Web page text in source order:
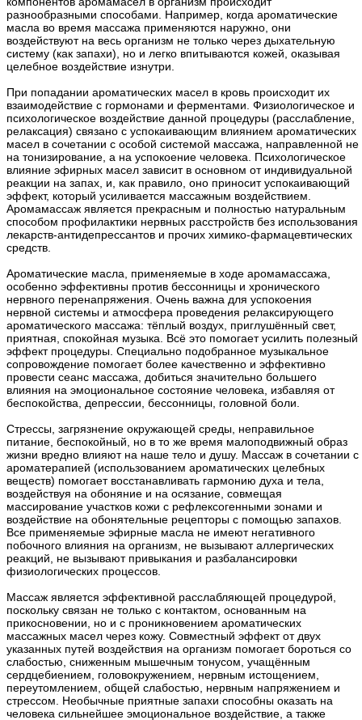
разнообразными способами. Например, когда ароматические
масла во время массажа применяются наружно, они
воздействуют на весь организм не только через дыхательную
систему (как запахи), но и легко впитываются кожей, оказывая
целебное воздействие изнутри.
При попадании ароматических масел в кровь происходит их
взаимодействие с гормонами и ферментами. Физиологическое и
психологическое воздействие данной процедуры (расслабление,
релаксация) связано с успокаивающим влиянием ароматических
масел в сочетании с особой системой массажа, направленной не
на тонизирование, а на успокоение человека. Психологическое
влияние эфирных масел зависит в основном от индивидуальной
реакции на запах, и, как правило, оно приносит успокаивающий
эффект, который усиливается массажным воздействием.
Аромамассаж является прекрасным и полностью натуральным
способом профилактики нервных расстройств без использования
лекарств-антидепрессантов и прочих химико-фармацевтических
средств.
Ароматические масла, применяемые в ходе аромамассажа,
особенно эффективны против бессонницы и хронического
нервного перенапряжения. Очень важна для успокоения
нервной системы и атмосфера проведения релаксирующего
ароматического массажа: тёплый воздух, приглушённый свет,
приятная, спокойная музыка. Всё это помогает усилить полезный
эффект процедуры. Специально подобранное музыкальное
сопровождение помогает более качественно и эффективно
провести сеанс массажа, добиться значительно большего
влияния на эмоциональное состояние человека, избавляя от
беспокойства, депрессии, бессонницы, головной боли.
Стрессы, загрязнение окружающей среды, неправильное
питание, беспокойный, но в то же время малоподвижный образ
жизни вредно влияют на наше тело и душу. Массаж в сочетании с
ароматерапией (использованием ароматических целебных
веществ) помогает восстанавливать гармонию духа и тела,
воздействуя на обоняние и на осязание, совмещая
массирование участков кожи с рефлексогенными зонами и
воздействие на обонятельные рецепторы с помощью запахов.
Все применяемые эфирные масла не имеют негативного
побочного влияния на организм, не вызывают аллергических
реакций, не вызывают привыкания и разбалансировки
физиологических процессов.
Массаж является эффективной расслабляющей процедурой,
поскольку связан не только с контактом, основанным на
прикосновении, но и с проникновением ароматических
массажных масел через кожу. Совместный эффект от двух
указанных путей воздействия на организм помогает бороться со
слабостью, сниженным мышечным тонусом, учащённым
сердцебиением, головокружением, нервным истощением,
переутомлением, общей слабостью, нервным напряжением и
стрессом. Необычные приятные запахи способны оказать на
человека сильнейшее эмоциональное воздействие, а также